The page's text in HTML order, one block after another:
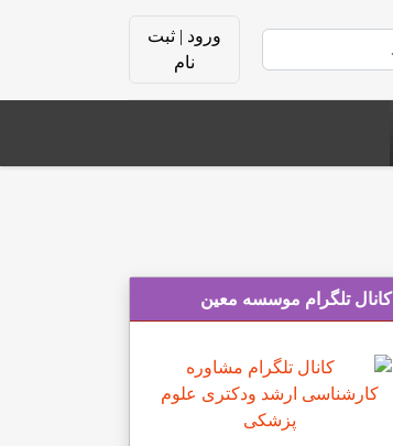
ورود | ثبت
نام
کانال تلگرام موسسه معین